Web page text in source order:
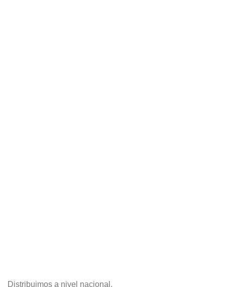
Distribuimos a nivel nacional.